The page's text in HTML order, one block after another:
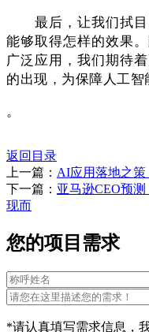
最后，让我们拭目
能够取得怎样的效果
广泛应用，我们期待
的出现，为保障人工智
。
返回目录
上一篇： AI应用落地之策
下一篇： 亚马逊CEO预测
现而
您的项目需求
*请认真填写需求信息，